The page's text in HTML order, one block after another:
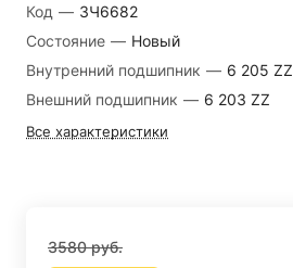
Код — ЗЧ6682
Состояние — Новый
Внутренний подшипник — 6 205 ZZ
Внешний подшипник — 6 203 ZZ
Все характеристики
3580 руб.